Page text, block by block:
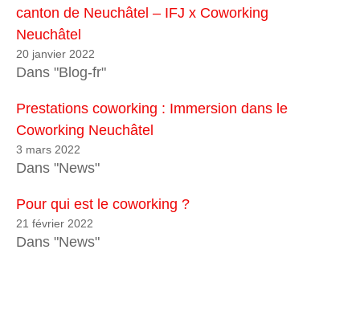
canton de Neuchâtel – IFJ x Coworking
Neuchâtel
20 janvier 2022
Dans "Blog-fr"
Prestations coworking : Immersion dans le
Coworking Neuchâtel
3 mars 2022
Dans "News"
Pour qui est le coworking ?
21 février 2022
Dans "News"